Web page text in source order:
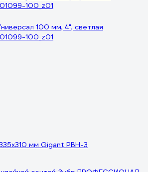
100 мм, 4", светлая
100_z01
мм Gigant PBH-3